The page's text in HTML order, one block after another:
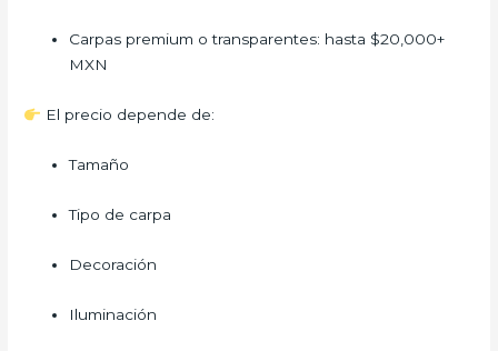
Carpas premium o transparentes: hasta $20,000+
MXN
El precio depende de:
Tamaño
Tipo de carpa
Decoración
Iluminación